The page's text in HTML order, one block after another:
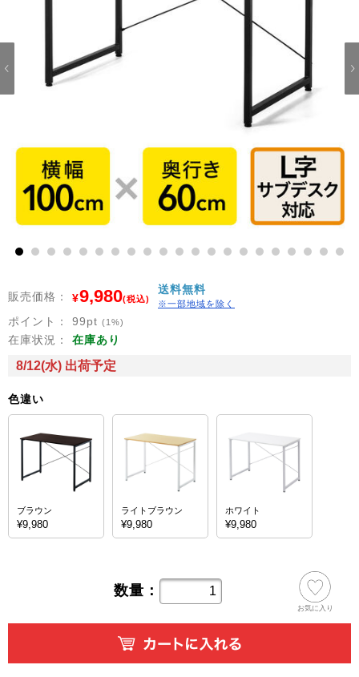
10 11 12 13 14 15 16 17 18 19 20
販売価格： ¥9,980(税込)
送料無料
※一部地域を除く
ポイント： 99pt (1%)
在庫状況： 在庫あり
8/12(水) 出荷予定
色違い
ブラウン
¥9,980
ライトブラウン
¥9,980
ホワイト
¥9,980
数量：
お気に入り